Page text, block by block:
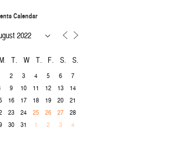
Calendar
M T W T F S S
2 3 4 5 6
7
9 10 11 12 13
14
16 17 18 19 20
21
23 24 25 26 27
28
30 31 1 2 3 4